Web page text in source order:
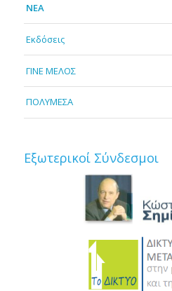
NEA
Εκδόσεις
ΓΙΝΕ ΜΕΛΟΣ
ΠΟΛΥΜΕΣΑ
Εξωτερικοί Σύνδεσμοι